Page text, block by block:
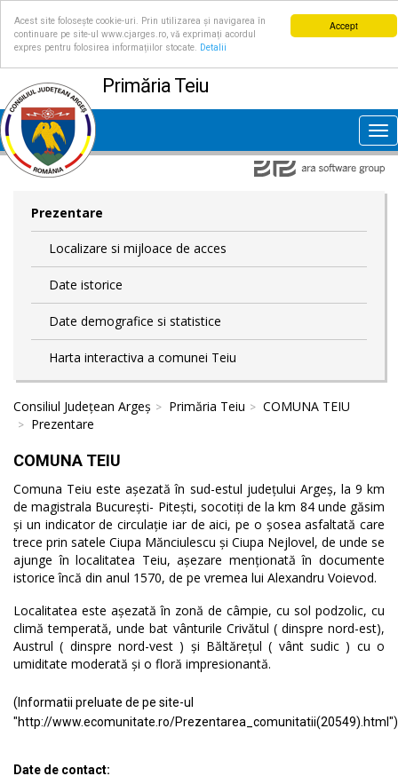
Accept
Acest site folosește cookie-uri. Prin utilizarea și navigarea în
continuare pe site-ul www.cjarges.ro, vă exprimați acordul
expres pentru folosirea informațiilor stocate.
Detalii
Primăria Teiu
Prezentare
Localizare si mijloace de acces
Date istorice
Date demografice si statistice
Harta interactiva a comunei Teiu
Consiliul Județean Argeș Primăria Teiu
COMUNA TEIU
Prezentare
COMUNA TEIU
Comuna Teiu este așezată în sud-estul județului Argeș, la 9 km
de magistrala București- Pitești, socotiți de la km 84 unde găsim
și un indicator de circulație iar de aici, pe o șosea asfaltată care
trece prin satele Ciupa Mănciulescu și Ciupa Nejlovel, de unde se
ajunge în localitatea Teiu, așezare menționată în documente
istorice încă din anul 1570, de pe vremea lui Alexandru Voievod.
Localitatea este așezată în zonă de câmpie, cu sol podzolic, cu
climă temperată, unde bat vânturile Crivătul ( dinspre nord-est),
Austrul ( dinspre nord-vest ) și Băltărețul ( vânt sudic ) cu o
umiditate moderată și o floră impresionantă.
(Informatii preluate de pe site-ul
"http://www.ecomunitate.ro/Prezentarea_comunitatii(20549).html")
Date de contact: